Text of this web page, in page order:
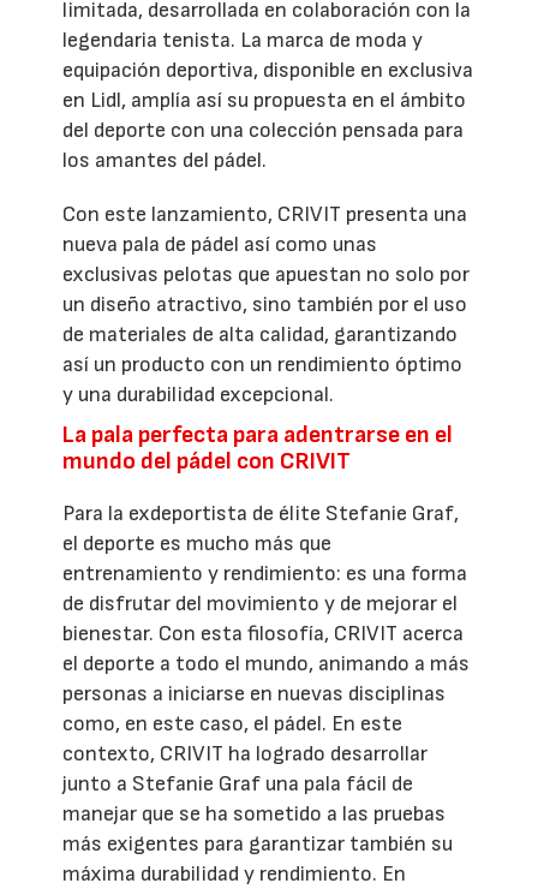
limitada, desarrollada en colaboración con la
legendaria tenista. La marca de moda y
equipación deportiva, disponible en exclusiva
en Lidl, amplía así su propuesta en el ámbito
del deporte con una colección pensada para
los amantes del pádel.
Con este lanzamiento, CRIVIT presenta una
nueva pala de pádel así como unas
exclusivas pelotas que apuestan no solo por
un diseño atractivo, sino también por el uso
de materiales de alta calidad, garantizando
así un producto con un rendimiento óptimo
y una durabilidad excepcional.
La pala perfecta para adentrarse en el
mundo del pádel con CRIVIT
Para la exdeportista de élite Stefanie Graf,
el deporte es mucho más que
entrenamiento y rendimiento: es una forma
de disfrutar del movimiento y de mejorar el
bienestar. Con esta filosofía, CRIVIT acerca
el deporte a todo el mundo, animando a más
personas a iniciarse en nuevas disciplinas
como, en este caso, el pádel. En este
contexto, CRIVIT ha logrado desarrollar
junto a Stefanie Graf una pala fácil de
manejar que se ha sometido a las pruebas
más exigentes para garantizar también su
máxima durabilidad y rendimiento. En